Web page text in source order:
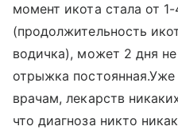
момент икота стала от
(продолжительность
водичка), может 2 дня
отрыжка постоянная.Уже
врачам, лекарств
что диагноза никто